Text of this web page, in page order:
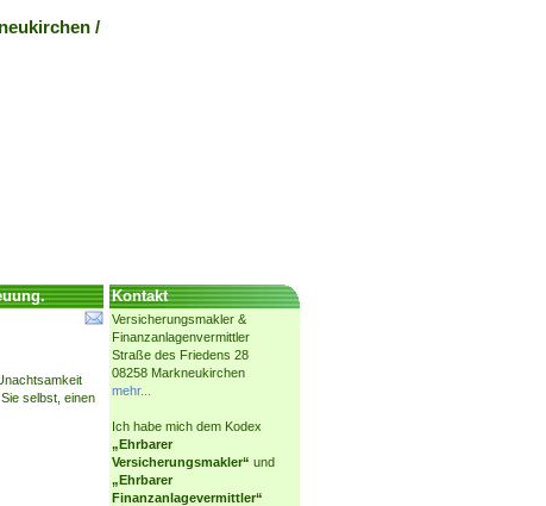
/
selbst, einen
Kontakt
Versicherungsmakler &
Finanzanlagenvermittler
Straße des Friedens 28
08258 Markneukirchen
mehr...
Ich habe mich dem Kodex
„Ehrbarer
Versicherungsmakler“ und
„Ehrbarer
Finanzanlagevermittler“